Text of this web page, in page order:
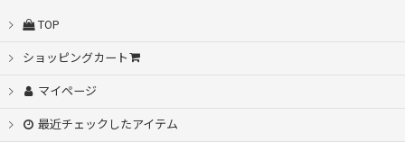
TOP
ショッピングカート
マイページ
最近チェックしたアイテム